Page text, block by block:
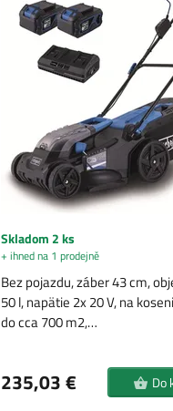
Skladom 2 ks
+ ihned na 1 prodejně
Bez pojazdu, záber 43 cm,
50 l, napätie 2x 20 V, na
do cca 700 m2,…
235,03 € Do